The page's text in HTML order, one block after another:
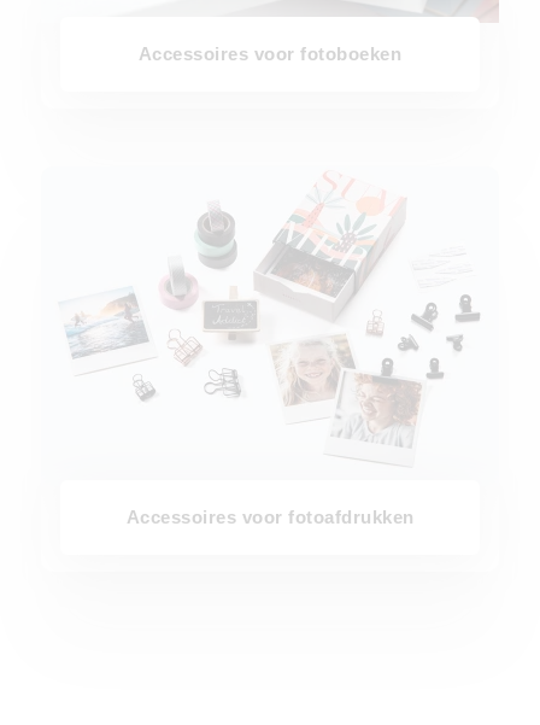
Accessoires voor fotoboeken
Accessoires voor fotoafdrukken